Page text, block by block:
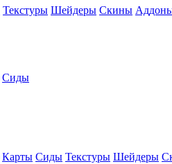
Текстуры Шейдеры Скины
Сиды
Карты Сиды Текстуры Шейдеры